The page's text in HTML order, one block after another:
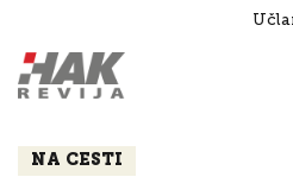
Razgovori
NA CESTI